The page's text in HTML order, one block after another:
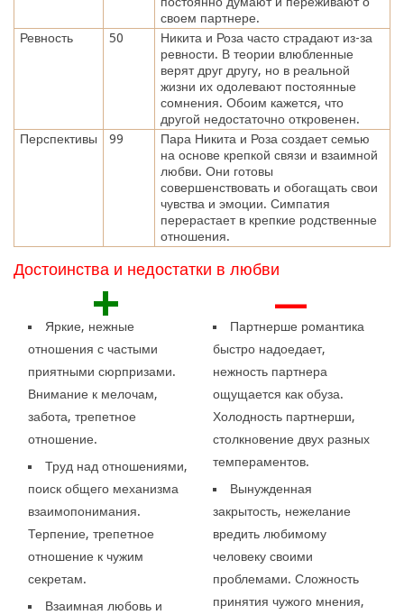
своем партнере.
Ревность
50
Никита и Роза часто страдают из-за
ревности. В теории влюбленные
верят друг другу, но в реальной
жизни их одолевают постоянные
сомнения. Обоим кажется, что
другой недостаточно откровенен.
Перспективы
99
Пара Никита и Роза создает семью
на основе крепкой связи и взаимной
любви. Они готовы
совершенствовать и обогащать свои
чувства и эмоции. Симпатия
перерастает в крепкие родственные
отношения.
Достоинства и недостатки в любви
+
Яркие, нежные
отношения с частыми
приятными сюрпризами.
Внимание к мелочам,
забота, трепетное
отношение.
Труд над отношениями,
поиск общего механизма
взаимопонимания.
Терпение, трепетное
отношение к чужим
секретам.
Взаимная любовь и
—
Партнерше романтика
быстро надоедает,
нежность партнера
ощущается как обуза.
Холодность партнерши,
столкновение двух разных
темпераментов.
Вынужденная
закрытость, нежелание
вредить любимому
человеку своими
проблемами. Сложность
принятия чужого мнения,